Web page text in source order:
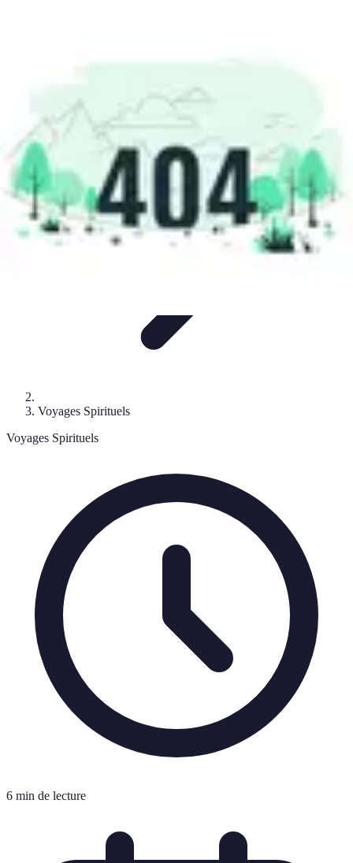
Voyages Spirituels
Voyages Spirituels
6 min de lecture